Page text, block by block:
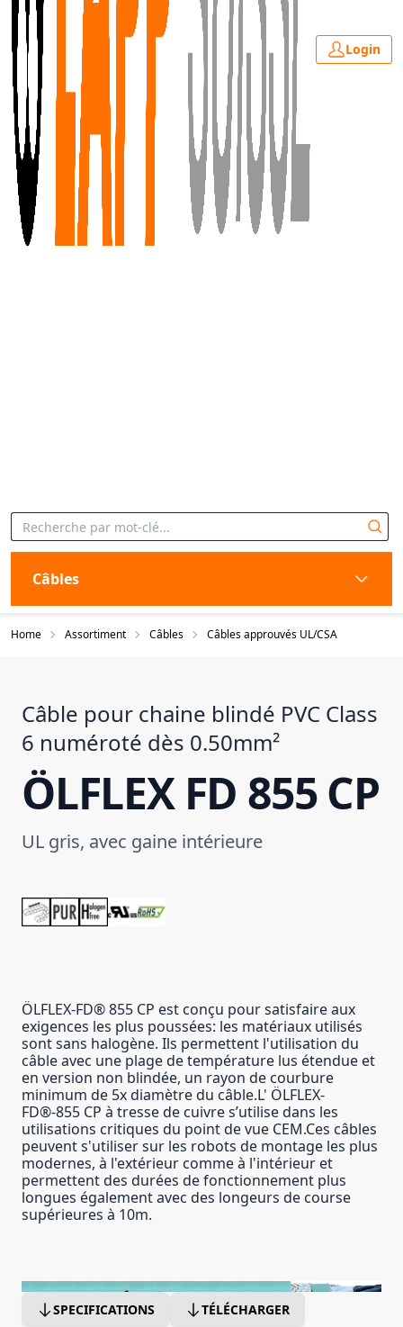
Login
Câbles
Home Assortiment Câbles Câbles approuvés UL/CSA
Câble pour chaine blindé PVC Class
6 numéroté dès 0.50mm²
ÖLFLEX FD 855 CP
UL gris, avec gaine intérieure
ÖLFLEX-FD® 855 CP est conçu pour satisfaire aux
exigences les plus poussées: les matériaux utilisés
sont sans halogène. Ils permettent l'utilisation du
câble avec une plage de température lus étendue et
en version non blindée, un rayon de courbure
minimum de 5x diamètre du câble.L' ÖLFLEX-
FD®-855 CP à tresse de cuivre s’utilise dans les
utilisations critiques du point de vue CEM.Ces câbles
peuvent s'utiliser sur les robots de montage les plus
modernes, à l'extérieur comme à l'intérieur et
permettent des durées de fonctionnement plus
longues également avec des longeurs de course
supérieures à 10m.
SPECIFICATIONS TÉLÉCHARGER